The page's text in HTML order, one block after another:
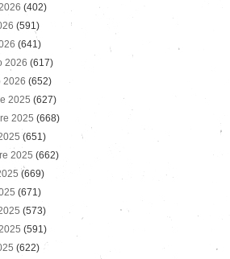
(402)
(591)
(641)
2026 (617)
2026 (652)
2025 (627)
2025 (668)
(651)
2025 (662)
(669)
(671)
(573)
(591)
(622)